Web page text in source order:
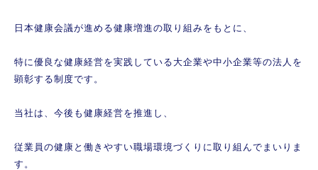
日本健康会議が進める健康増進の取り組みをもとに、
特に優良な健康経営を実践している大企業や中小企業等の法人を
顕彰する制度です。
当社は、今後も健康経営を推進し、
従業員の健康と働きやすい職場環境づくりに取り組んでまいりま
す。